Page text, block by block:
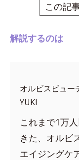
この記
解説するのは
オルビスビュ
YUKI
これまで1万
きた、オルビ
エイジングケ